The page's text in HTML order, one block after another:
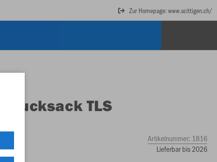
Zur Homepage: www.scittigen.ch/
Rucksack TLS
Artikelnummer: 1816
Lieferbar bis 2026